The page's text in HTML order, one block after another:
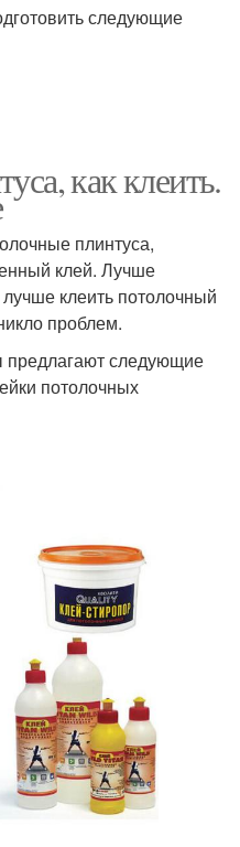
следующие
как клеить.
плинтуса,
клей. Лучше
клеить потолочный
проблем.
следующие
потолочных